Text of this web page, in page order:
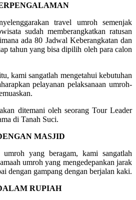
travel umroh semenjak
sudah memberangkatkan ratusan
ada 80 Jadwal Keberangkatan dan
tahun yang bisa dipilih oleh para calon
kami sangatlah mengetahui kebutuhan
pelayanan pelaksanaan umroh-
ditemani oleh seorang Tour Leader
di Tanah Suci.
MASJID
umroh yang beragam, kami sangatlah
umroh yang mengedepankan jarak
dengan gampang dengan berjalan kaki.
RUPIAH